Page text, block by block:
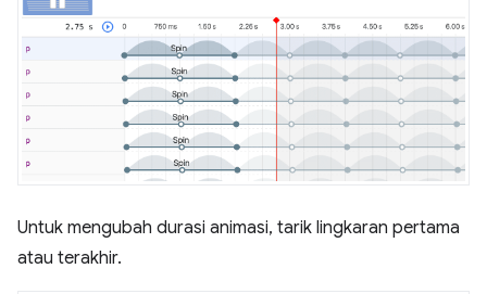
Untuk mengubah durasi animasi, tarik lingkaran pertama
atau terakhir.